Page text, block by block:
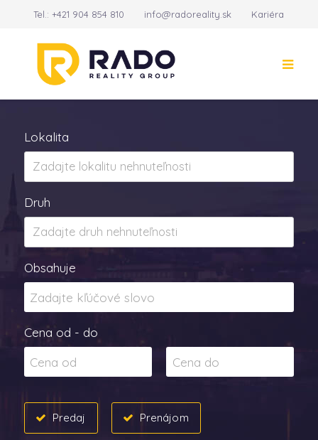
Tel.:+421 904 854 810 info@radoreality.sk Kariéra
Lokalita
Druh
Obsahuje
Cena od - do
Predaj Prenájom